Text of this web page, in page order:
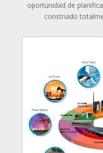
oportunidad de
construido